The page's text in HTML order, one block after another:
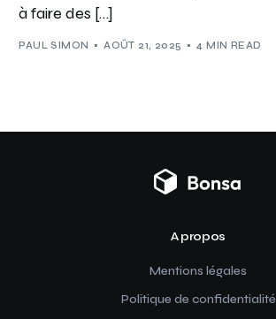
à faire des […]
PAUL SIMON AOÛT 21, 2025 4 MIN READ
A propos
Mentions légales
Politique de confidentialité